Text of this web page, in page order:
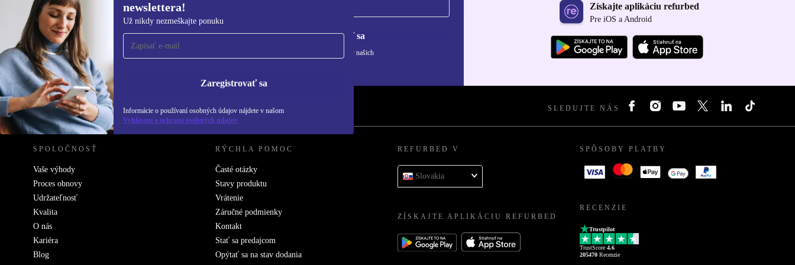
newslettera!
Už nikdy nezmeškajte ponuku
Zaregistrovať sa
Informácie o používaní osobných údajov nájdete v našom
Vyhlásení o ochrane osobných údajov
Prihláste sa prvýkrát na
newsletter!
Už nikdy nezmeškajte ponuku.
Zaregistrovať sa
Informácie o používaní osobných údajov nájdete v našich
Získajte aplikáciu refurbed
Pre iOS a Android
REFURBED SLOVENSKO – RETHINK NEW. SLEDUJTE NÁS
SPOLOČNOSŤ
Vaše výhody
Proces obnovy
Udržateľnosť
Kvalita
O nás
Kariéra
Blog
RÝCHLA POMOC
Časté otázky
Stavy produktu
Vrátenie
Záručné podmienky
Kontakt
Stať sa predajcom
Opýtať sa na stav dodania
REFURBED V
Slovakia
ZÍSKAJTE APLIKÁCIU REFURBED
SPÔSOBY PLATBY
RECENZIE
Trustpilot
TrustScore 4.6
205470 Recenzie